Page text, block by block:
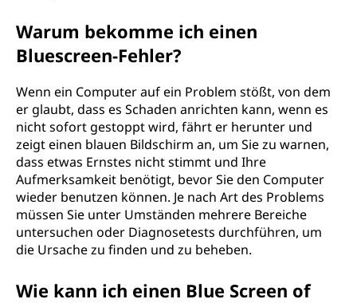
Warum bekomme ich einen
Bluescreen-Fehler?
Wenn ein Computer auf ein Problem stößt, von dem
er glaubt, dass es Schaden anrichten kann, wenn es
nicht sofort gestoppt wird, fährt er herunter und
zeigt einen blauen Bildschirm an, um Sie zu warnen,
dass etwas Ernstes nicht stimmt und Ihre
Aufmerksamkeit benötigt, bevor Sie den Computer
wieder benutzen können. Je nach Art des Problems
müssen Sie unter Umständen mehrere Bereiche
untersuchen oder Diagnosetests durchführen, um
die Ursache zu finden und zu beheben.
Wie kann ich einen Blue Screen of